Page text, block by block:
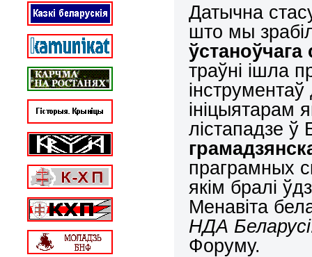
Датычна
што мы
ўстаноўчага
траўні ішла
ініцыятарам
лістападзе
праграмных
якім бралі
Менавіта
НДА
Форуму.